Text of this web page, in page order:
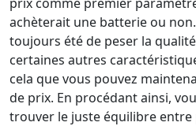
achèterait une batterie ou
toujours été de peser la
certaines autres
cela que vous pouvez
de prix. En procédant ainsi,
trouver le juste équilibre